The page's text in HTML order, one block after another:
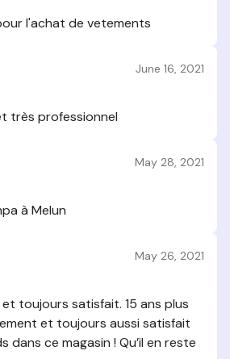
l'achat de vetements
June 16, 2021
très professionnel
May 28, 2021
à Melun
May 26, 2021
toujours satisfait. 15 ans plus
et toujours aussi satisfait
dans ce magasin ! Qu’il en reste